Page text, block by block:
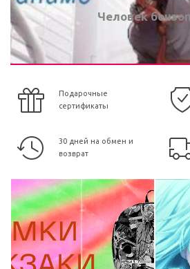
Человек
Подарочные
сертификаты
30 дней на обмен и
возврат